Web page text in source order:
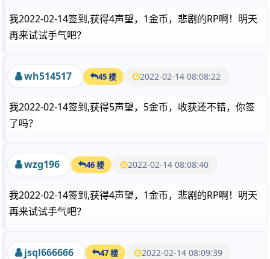
我2022-02-14签到,获得4声望，1金币，悲剧的RP啊！明天
再来试试手气吧？
wh514517 45 楼 2022-02-14 08:08:22
我2022-02-14签到,获得5声望，5金币，收获还不错，你签
了吗？
wzg196 46 楼 2022-02-14 08:08:40
我2022-02-14签到,获得4声望，1金币，悲剧的RP啊！明天
再来试试手气吧？
jsql666666 47 楼 2022-02-14 08:09:39